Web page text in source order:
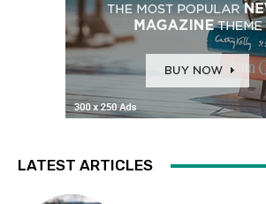
LATEST ARTICLES